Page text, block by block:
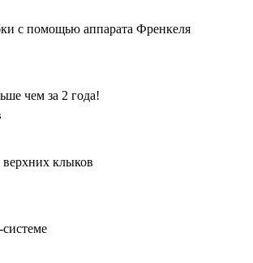
с помощью аппарата Френкеля
чем за 2 года!
клыков